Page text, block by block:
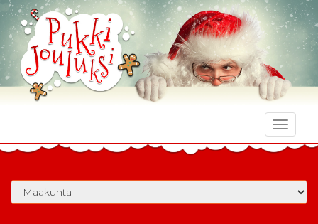
Toggle